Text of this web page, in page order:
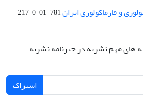
و فارماکولوژی ایران781-01-0-217
های مهم نشریه در خبرنامه نشریه
اشتراک